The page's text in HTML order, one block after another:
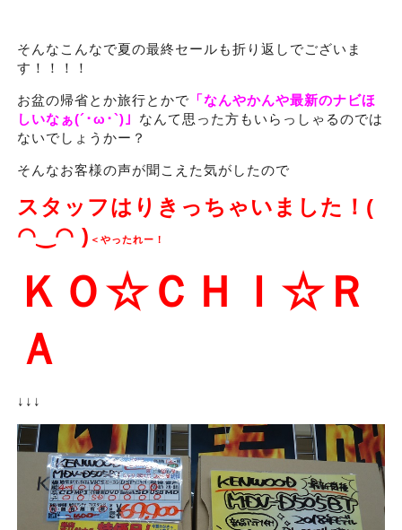
そんなこんなで夏の最終セールも折り返しでございま
す！！！！
お盆の帰省とか旅行とかで 「なんやかんや最新のナビほ
しいなぁ(´･ω･`)」 なんて思った方もいらっしゃるのでは
ないでしょうかー？
そんなお客様の声が聞こえた気がしたので
スタッフはりきっちゃいました！(
◠‿◠ ) ＜やったれー！
ＫＯ☆ＣＨＩ☆Ｒ
Ａ
↓↓↓